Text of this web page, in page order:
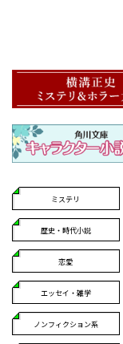
ミステリ
歴史・時代小説
恋愛
エッセイ・雑学
ノンフィクション系